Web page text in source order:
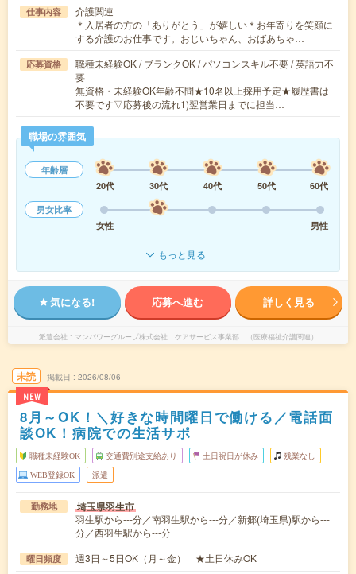
仕事内容
介護関連
＊入居者の方の「ありがとう」が嬉しい＊お年寄りを笑顔に
する介護のお仕事です。おじいちゃん、おばあちゃ…
応募資格
職種未経験OK / ブランクOK / パソコンスキル不要 / 英語力不
要
無資格・未経験OK年齢不問★10名以上採用予定★履歴書は
不要です▽応募後の流れ1)翌営業日までに担当…
職場の雰囲気
年齢層
20代
30代 40代 50代
60代
男女比率
女性
男性
もっと見る
気になる! 応募へ進む 詳しく見る
派遣会社 マンパワーグループ株式会社 ケアサービス事業部 （医療福祉介護関連）
未読
NEW
掲載日 2026/08/06
8月～OK！＼好きな時間曜日で働ける／電話面
談OK！病院での生活サポ
職種未経験OK 交通費別途支給あり 土日祝日が休み 残業なし
WEB登録OK 派遣
勤務地 埼玉県羽生市
羽生駅から---分／南羽生駅から---分／新郷(埼玉県)駅から---
分／西羽生駅から---分
曜日頻度 週3日～5日OK（月～金） ★土日休みOK